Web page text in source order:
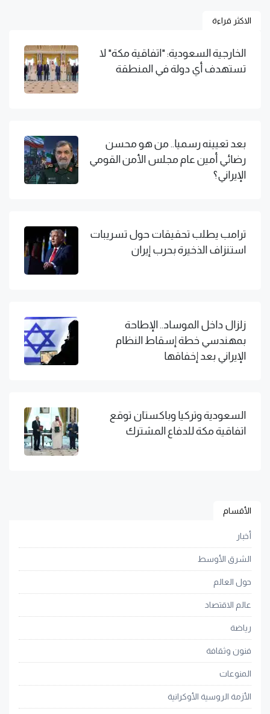
الاكثر قراءة
الخارجية السعودية: "اتفاقية مكة" لا
تستهدف أي دولة في المنطقة
بعد تعيينه رسميا.. من هو محسن
رضائي أمين عام مجلس الأمن القومي
الإيراني؟
ترامب يطلب تحقيقات حول تسريبات
استنزاف الذخيرة بحرب إيران
زلزال داخل الموساد.. الإطاحة
بمهندسي خطة إسقاط النظام
الإيراني بعد إخفاقها
السعودية وتركيا وباكستان توقع
اتفاقية مكة للدفاع المشترك
الأقسام
أخبار
الشرق الأوسط
حول العالم
عالم الاقتصاد
رياضة
فنون وثقافة
المنوعات
الأزمة الروسية الأوكرانية